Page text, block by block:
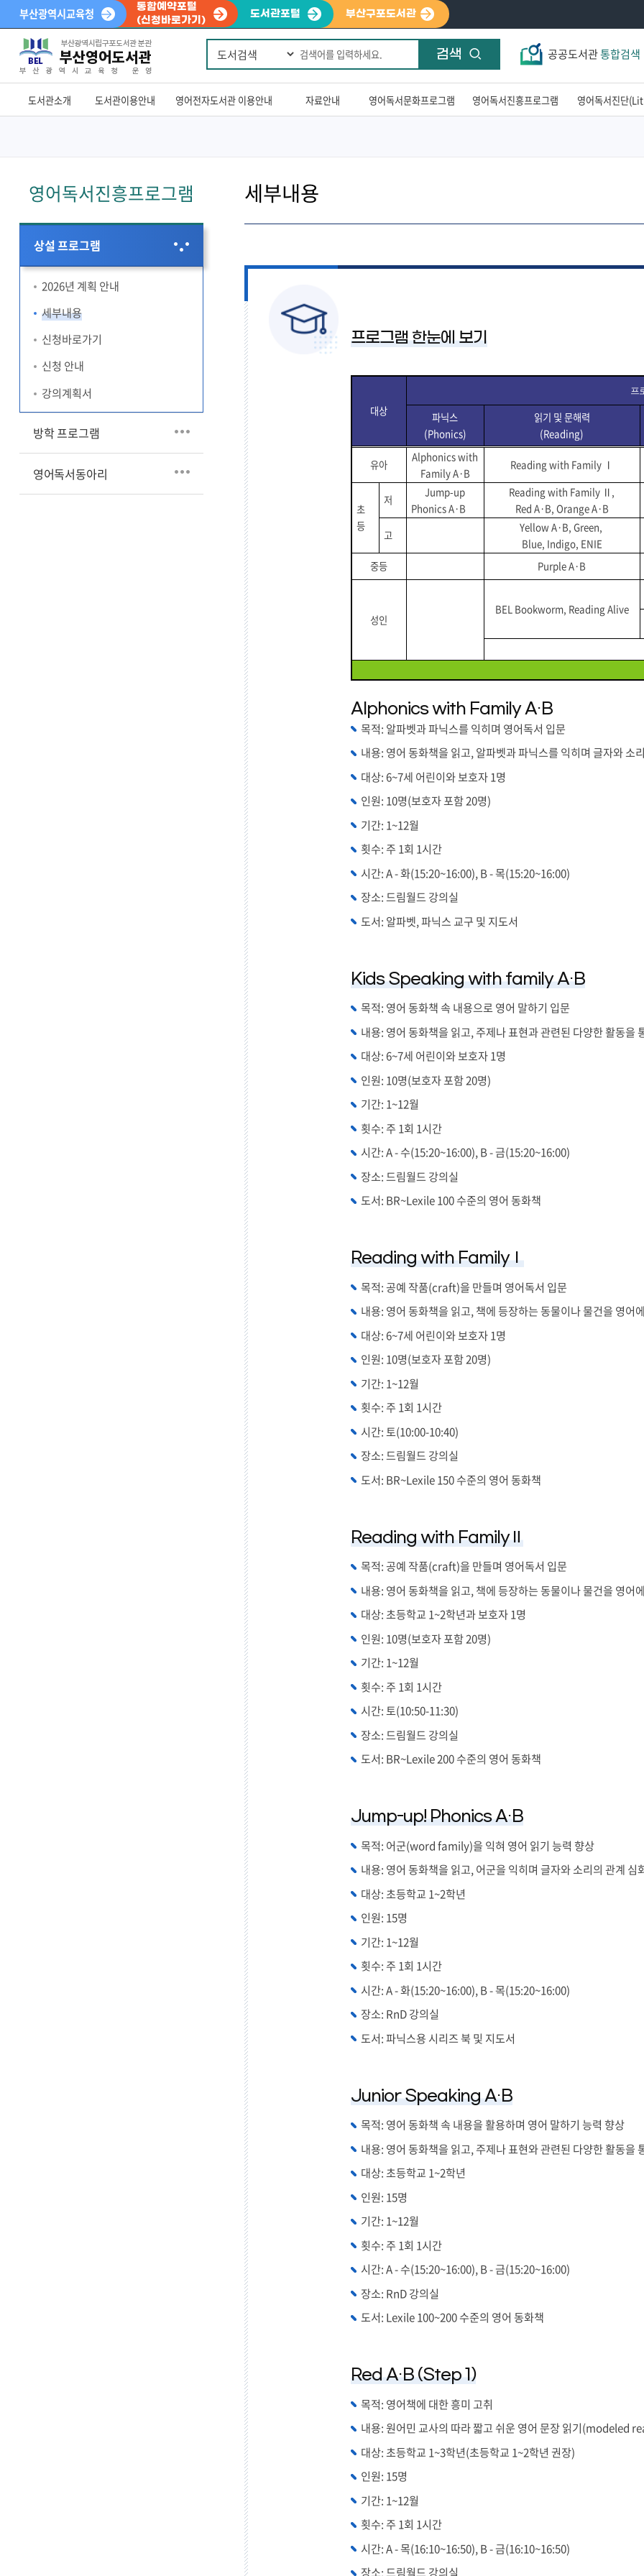
Powered
Translate
부산광역시교육청
통합예약포털
(신청바로가기)
도서관포털 부산구포도서관
공공도서관통합검색
통
검
색
검색
도서관소개 도서관이용안내 영어전자도서관 이용안내 자료안내 영어독서문화프로그램 영어독서진흥프로그램 영어독서진단
영어독서진흥프로그램
상설 프로그램
2026년 계획 안내
세부내용
신청바로가기
신청 안내
강의계획서
방학 프로그램
영어독서동아리
세부내용
프로그램 한눈에 보기
대상
프
파닉스
(Phonics)
읽기 및 문해력
(Reading)
유아
Alphonics with
Family A·B
Reading with Family Ⅰ
초
등
저
Jump-up
Phonics A·B
Reading with Family Ⅱ
Red A·B, Orange A·B
고
Yellow A·B, Green,
Blue, Indigo, ENIE
중등
Purple A·B
성인
BEL Bookworm, Reading Alive
Alphonics with Family A·B
목적: 알파벳과 파닉스를 익히며 영어독서 입문
내용: 영어 동화책을 읽고, 알파벳과 파닉스를 익히며 글자와 소
대상: 6~7세 어린이와 보호자 1명
인원: 10명(보호자 포함 20명)
기간: 1~12월
횟수: 주 1회 1시간
시간: A - 화(15:20~16:00), B - 목(15:20~16:00)
장소: 드림월드 강의실
도서: 알파벳, 파닉스 교구 및 지도서
Kids Speaking with family A·B
목적: 영어 동화책 속 내용으로 영어 말하기 입문
내용: 영어 동화책을 읽고, 주제나 표현과 관련된 다양한 활동을
대상: 6~7세 어린이와 보호자 1명
인원: 10명(보호자 포함 20명)
기간: 1~12월
횟수: 주 1회 1시간
시간: A -수(15:20~16:00),B -금(15:20~16:00)
장소: 드림월드 강의실
도서: BR~Lexile 100 수준의 영어 동화책
Reading with FamilyⅠ
목적: 공예 작품(craft)을 만들며 영어독서 입문
내용: 영어 동화책을 읽고, 책에 등장하는 동물이나 물건을 영어
대상: 6~7세 어린이와 보호자 1명
인원: 10명(보호자 포함 20명)
기간: 1~12월
횟수: 주 1회 1시간
시간: 토(10:00-10:40)
장소: 드림월드 강의실
도서: BR~Lexile 150 수준의 영어 동화책
Reading with FamilyⅡ
목적: 공예 작품(craft)을 만들며 영어독서 입문
내용: 영어 동화책을 읽고, 책에 등장하는 동물이나 물건을 영어
대상: 초등학교 1~2학년과 보호자 1명
인원: 10명(보호자 포함 20명)
기간: 1~12월
횟수: 주 1회 1시간
시간: 토(10:50-11:30)
장소: 드림월드 강의실
도서: BR~Lexile 200 수준의 영어 동화책
Jump-up! Phonics A·B
목적: 어군(word family)을 익혀 영어 읽기 능력 향상
내용: 영어 동화책을 읽고, 어군을 익히며 글자와 소리의 관계 심
대상: 초등학교 1~2학년
인원: 15명
기간: 1~12월
횟수: 주 1회 1시간
시간: A - 화(15:20~16:00), B - 목(15:20~16:00)
장소: RnD 강의실
도서: 파닉스용 시리즈 북 및 지도서
Junior Speaking A·B
목적: 영어 동화책 속 내용을 활용하며 영어 말하기 능력 향상
내용: 영어 동화책을 읽고, 주제나 표현와 관련된 다양한 활동을
대상: 초등학교 1~2학년
인원: 15명
기간: 1~12월
횟수: 주 1회 1시간
시간: A -수(15:20~16:00),B -금(15:20~16:00)
장소: RnD 강의실
도서: Lexile 100~200 수준의 영어 동화책
Red A·B (Step 1)
목적: 영어책에 대한 흥미 고취
내용: 원어민 교사의 따라 짧고 쉬운 영어 문장 읽기(modeled
대상: 초등학교 1~3학년(초등학교 1~2학년 권장)
인원: 15명
기간: 1~12월
횟수: 주 1회 1시간
시간: A - 목(16:10~16:50), B - 금(16:10~16:50)
장소: 드림월드 강의실